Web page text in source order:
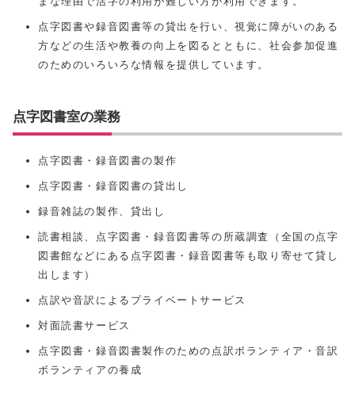
点字図書や録音図書等の貸出を行い、視覚に障がいのある
方などの生活や教養の向上を図るとともに、社会参加促進
のためのいろいろな情報を提供しています。
点字図書室の業務
点字図書・録音図書の製作
点字図書・録音図書の貸出し
録音雑誌の製作、貸出し
読書相談、点字図書・録音図書等の所蔵調査（全国の点字
図書館などにある点字図書・録音図書等も取り寄せて貸し
出します）
点訳や音訳によるプライベートサービス
対面読書サービス
点字図書・録音図書製作のための点訳ボランティア・音訳
ボランティアの養成